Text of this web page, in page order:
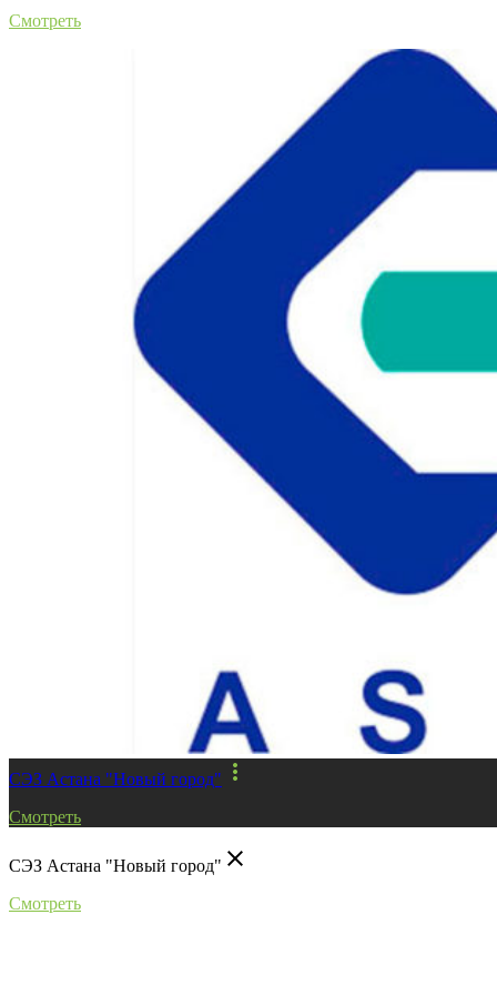
Смотреть
СЭЗ Астана "Новый город" more_vert
Смотреть
СЭЗ Астана "Новый город" close
Смотреть